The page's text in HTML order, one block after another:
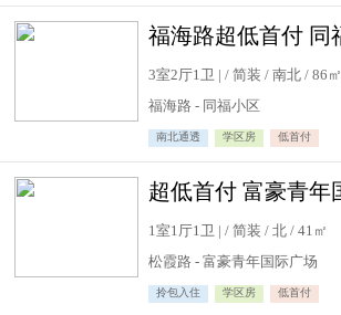
3室2厅1卫 | / 简装 / 南北 / 86㎡
福海路 - 同福小区
南北通透 学区房 低首付
1室1厅1卫 | / 简装 / 北 / 41㎡
松霞路 - 富豪青年国际广场
拎包入住 学区房 低首付